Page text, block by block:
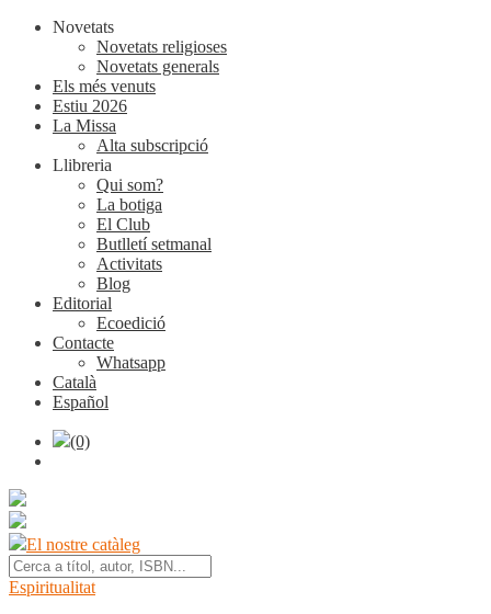
Novetats
Novetats religioses
Novetats generals
Els més venuts
Estiu 2026
La Missa
Alta subscripció
Llibreria
Qui som?
La botiga
El Club
Butlletí setmanal
Activitats
Blog
Editorial
Ecoedició
Contacte
Whatsapp
Català
Español
(0)
El nostre catàleg
Espiritualitat